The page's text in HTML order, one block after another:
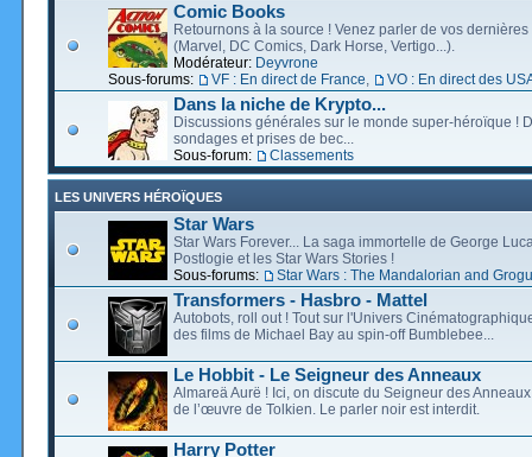
Comic Books
Retournons à la source ! Venez parler de vos dernières
(Marvel, DC Comics, Dark Horse, Vertigo...).
Modérateur: Deyvrone
Sous-forums:
VF : En direct de France VO : En direct des
Dans la niche de Krypto...
Discussions générales sur le monde super-héroïque !
sondages et prises de bec...
Sous-forum:
Classements
LES UNIVERS HÉROÏQUES
Star Wars
Star Wars Forever... La saga immortelle de George
Postlogie et les Star Wars Stories !
Sous-forums:
Star Wars : The Mandalorian and Grogu
Transformers - Hasbro - Mattel
Autobots, roll out ! Tout sur l'Univers
des films de Michael Bay au spin-off Bumblebee...
Le Hobbit - Le Seigneur des Anneaux
Almareä Aurë ! Ici, on discute du Seigneur des
de l’œuvre de Tolkien. Le parler noir est interdit.
Harry Potter